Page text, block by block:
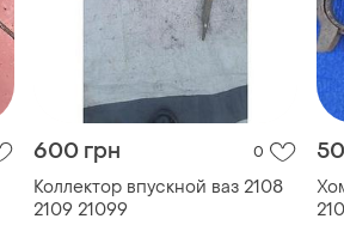
600 грн 0
Коллектор впускной ваз 2108
2109 21099